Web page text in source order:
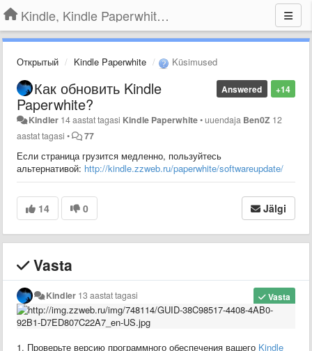
Kindle, Kindle Paperwhite, Kindle Voyage
Открытый Kindle Paperwhite Küsimused
+14
Answered
Как обновить Kindle
Paperwhite?
Kindler 14 aastat tagasi Kindle Paperwhite•uuendaja Ben0Z 12
aastat tagasi • 77
Если страница грузится медленно, пользуйтесь
альтернативой: http://kindle.zzweb.ru/paperwhite/softwareupdate/
14 0 Jälgi
Vasta
Vasta
Kindler 13 aastat tagasi
1. Проверьте версию программного обеспечения вашего Kindle